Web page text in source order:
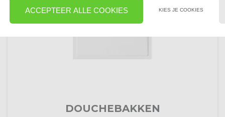
DOUCHEBAKKEN
ACCEPTEER ALLE COOKIES KIES JE COOKIES